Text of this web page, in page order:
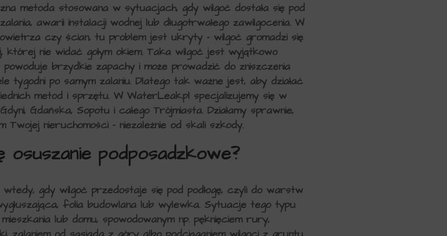
metoda stosowana w sytuacjach, gdy wilgoć dostała się pod
awarii instalacji wodnej lub długotrwałego zawilgocenia. W
czy ścian, tu problem jest ukryty – wilgoć gromadzi się
nie widać gołym okiem. Taka wilgoć jest wyjątkowo
powoduje brzydkie zapachy i może prowadzić do zniszczenia
tygodni po samym zalaniu. Dlatego tak ważne jest, aby działać
metod i sprzętu. W WaterLeak.pl specjalizujemy się w
Gdańska, Sopotu i całego Trójmiasta. Działamy sprawnie,
Twojej nieruchomości – niezależnie od skali szkody.
osuszanie podposadzkowe?
gdy wilgoć przedostaje się pod podłogę, czyli do warstw
folia budowlana lub wylewka. Sytuacje tego typu
lub domu, spowodowanym np. pęknięciem rury,